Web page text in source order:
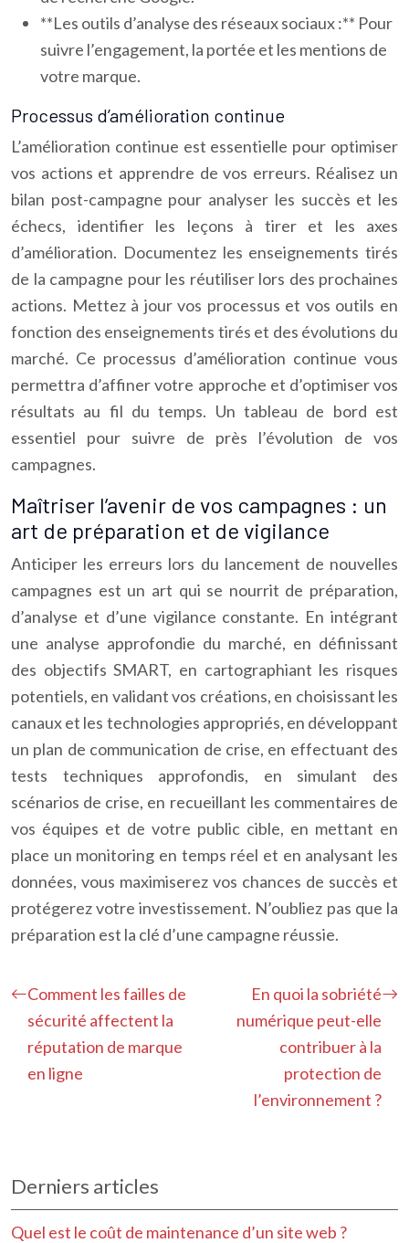
**Les outils d’analyse des réseaux sociaux :** Pour
suivre l’engagement, la portée et les mentions de
votre marque.
Processus d’amélioration continue
L’amélioration continue est essentielle pour optimiser
vos actions et apprendre de vos erreurs. Réalisez un
bilan post-campagne pour analyser les succès et les
échecs, identifier les leçons à tirer et les axes
d’amélioration. Documentez les enseignements tirés
de la campagne pour les réutiliser lors des prochaines
actions. Mettez à jour vos processus et vos outils en
fonction des enseignements tirés et des évolutions du
marché. Ce processus d’amélioration continue vous
permettra d’affiner votre approche et d’optimiser vos
résultats au fil du temps. Un tableau de bord est
essentiel pour suivre de près l’évolution de vos
campagnes.
Maîtriser l’avenir de vos campagnes : un
art de préparation et de vigilance
Anticiper les erreurs lors du lancement de nouvelles
campagnes est un art qui se nourrit de préparation,
d’analyse et d’une vigilance constante. En intégrant
une analyse approfondie du marché, en définissant
des objectifs SMART, en cartographiant les risques
potentiels, en validant vos créations, en choisissant les
canaux et les technologies appropriés, en développant
un plan de communication de crise, en effectuant des
tests techniques approfondis, en simulant des
scénarios de crise, en recueillant les commentaires de
vos équipes et de votre public cible, en mettant en
place un monitoring en temps réel et en analysant les
données, vous maximiserez vos chances de succès et
protégerez votre investissement. N’oubliez pas que la
préparation est la clé d’une campagne réussie.
Comment les failles de
sécurité affectent la
réputation de marque
en ligne
En quoi la sobriété
numérique peut-elle
contribuer à la
protection de
l’environnement ?
Derniers articles
Quel est le coût de maintenance d’un site web ?